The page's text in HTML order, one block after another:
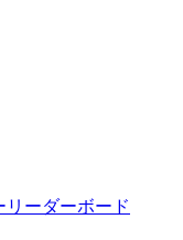
ーダーボード